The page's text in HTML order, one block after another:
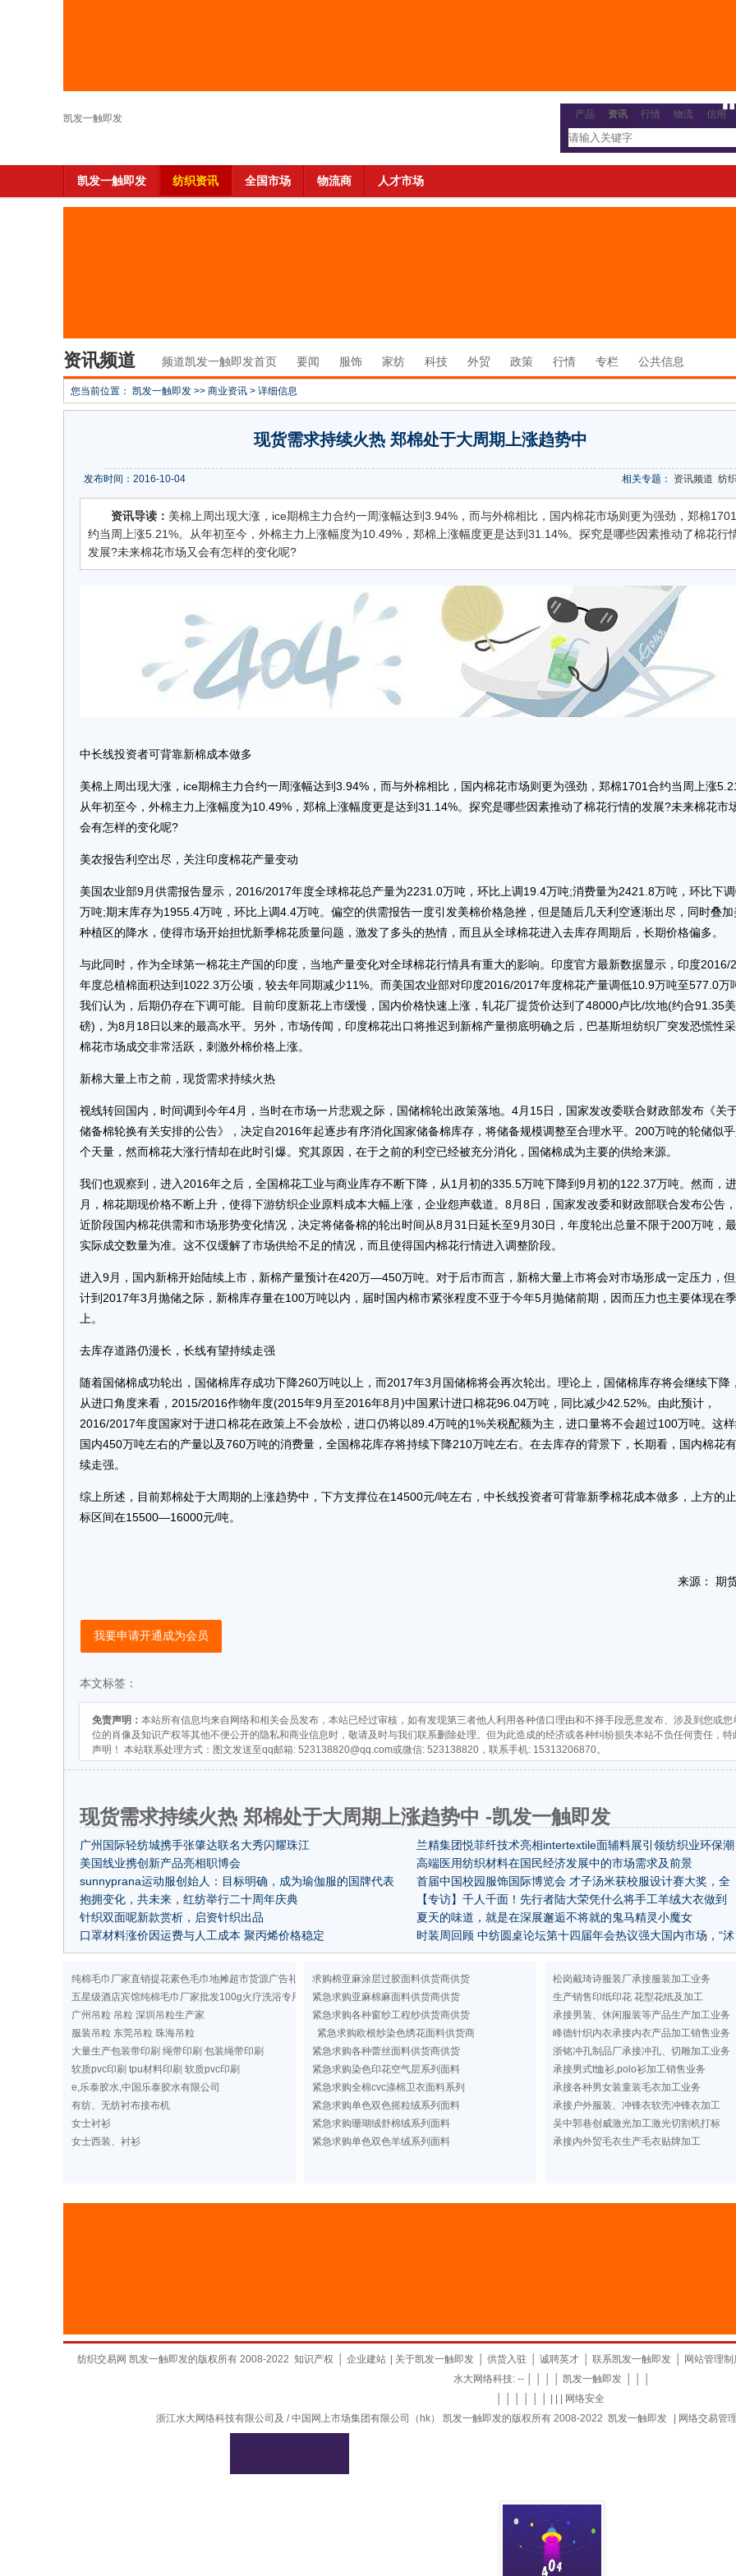
凯发一触即发 产品 资讯 行情 物流 信用
凯发一触即发 纺织资讯 全国市场 物流商 人才市场
资讯频道 频道凯发一触即发首页 要闻 服饰 家纺 科技 外贸 政策 行情 专栏 公共信息
您当前位置： 凯发一触即发 >> 商业资讯 > 详细信息
现货需求持续火热 郑棉处于大周期上涨趋势中
相关专题： 资讯频道 纺
发布时间：2016-10-04
资讯导读： 美棉上周出现大涨，ice期棉主力合约一周涨幅达到3.94%，而与外棉相比，国内棉花市场则更为强劲，郑棉
约当周上涨5.21%。从年初至今，外棉主力上涨幅度为10.49%，郑棉上涨幅度更是达到31.14%。探究是哪些因素推动了棉花行
发展?未来棉花市场又会有怎样的变化呢?
中长线投资者可背靠新棉成本做多
美棉上周出现大涨，ice期棉主力合约一周涨幅达到3.94%，而与外棉相比，国内棉花市场则更为强劲，郑棉1701合约当周上涨
从年初至今，外棉主力上涨幅度为10.49%，郑棉上涨幅度更是达到31.14%。探究是哪些因素推动了棉花行情的发展?未来棉花市
会有怎样的变化呢?
美农报告利空出尽，关注印度棉花产量变动
美国农业部9月供需报告显示，2016/2017年度全球棉花总产量为2231.0万吨，环比上调19.4万吨;消费量为2421.8万吨，环比下
万吨;期末库存为1955.4万吨，环比上调4.4万吨。偏空的供需报告一度引发美棉价格急挫，但是随后几天利空逐渐出尽，同时叠加
种植区的降水，使得市场开始担忧新季棉花质量问题，激发了多头的热情，而且从全球棉花进入去库存周期后，长期价格偏多。
与此同时，作为全球第一棉花主产国的印度，当地产量变化对全球棉花行情具有重大的影响。印度官方最新数据显示，印度2016/
年度总植棉面积达到1022.3万公顷，较去年同期减少11%。而美国农业部对印度2016/2017年度棉花产量调低10.9万吨至577.0万
我们认为，后期仍存在下调可能。目前印度新花上市缓慢，国内价格快速上涨，轧花厂提货价达到了48000卢比/坎地(约合91.35
磅)，为8月18日以来的最高水平。另外，市场传闻，印度棉花出口将推迟到新棉产量彻底明确之后，巴基斯坦纺织厂突发恐慌性采
棉花市场成交非常活跃，刺激外棉价格上涨。
新棉大量上市之前，现货需求持续火热
视线转回国内，时间调到今年4月，当时在市场一片悲观之际，国储棉轮出政策落地。4月15日，国家发改委联合财政部发布《关
储备棉轮换有关安排的公告》，决定自2016年起逐步有序消化国家储备棉库存，将储备规模调整至合理水平。200万吨的轮储似
个天量，然而棉花大涨行情却在此时引爆。究其原因，在于之前的利空已经被充分消化，国储棉成为主要的供给来源。
我们也观察到，进入2016年之后，全国棉花工业与商业库存不断下降，从1月初的335.5万吨下降到9月初的122.37万吨。然而，
月，棉花期现价格不断上升，使得下游纺织企业原料成本大幅上涨，企业怨声载道。8月8日，国家发改委和财政部联合发布公告
近阶段国内棉花供需和市场形势变化情况，决定将储备棉的轮出时间从8月31日延长至9月30日，年度轮出总量不限于200万吨，
实际成交数量为准。这不仅缓解了市场供给不足的情况，而且使得国内棉花行情进入调整阶段。
进入9月，国内新棉开始陆续上市，新棉产量预计在420万—450万吨。对于后市而言，新棉大量上市将会对市场形成一定压力，
计到2017年3月抛储之际，新棉库存量在100万吨以内，届时国内棉市紧张程度不亚于今年5月抛储前期，因而压力也主要体现在
上。
去库存道路仍漫长，长线有望持续走强
随着国储棉成功轮出，国储棉库存成功下降260万吨以上，而2017年3月国储棉将会再次轮出。理论上，国储棉库存将会继续下降
从进口角度来看，2015/2016作物年度(2015年9月至2016年8月)中国累计进口棉花96.04万吨，同比减少42.52%。由此预计，
2016/2017年度国家对于进口棉花在政策上不会放松，进口仍将以89.4万吨的1%关税配额为主，进口量将不会超过100万吨。这
国内450万吨左右的产量以及760万吨的消费量，全国棉花库存将持续下降210万吨左右。在去库存的背景下，长期看，国内棉花
续走强。
综上所述，目前郑棉处于大周期的上涨趋势中，下方支撑位在14500元/吨左右，中长线投资者可背靠新季棉花成本做多，上方的
标区间在15500—16000元/吨。
来源： 期
我要申请开通成为会员
本文标签：
免责声明： 本站所有信息均来自网络和相关会员发布，本站已经过审核，如有发现第三者他人利用各种借口理由和不择手段恶意发布、涉及到您或您
位的肖像及知识产权等其他不便公开的隐私和商业信息时，敬请及时与我们联系删除处理。但为此造成的经济或各种纠纷损失本站不负任何责任，特
声明！ 本站联系处理方式：图文发送至qq邮箱: 523138820@qq.com或微信: 523138820，联系手机: 15313206870。
现货需求持续火热 郑棉处于大周期上涨趋势中 -凯发一触即发
广州国际轻纺城携手张肇达联名大秀闪耀珠江
兰精集团悦菲纤技术亮相intertextile面辅料展引领纺织业环保潮
流
美国线业携创新产品亮相职博会
高端医用纺织材料在国民经济发展中的市场需求及前景
sunnyprana运动服创始人：目标明确，成为瑜伽服的国牌代表
首届中国校园服饰国际博览会 才子汤米获校服设计赛大奖，全
场最佳黑马
抱拥变化，共未来，红纺举行二十周年庆典
【专访】千人千面！先行者陆大荣凭什么将手工羊绒大衣做到
极致？
针织双面呢新款赏析，启资针织出品
夏天的味道，就是在深展邂逅不将就的鬼马精灵小魔女
口罩材料涨价因运费与人工成本 聚丙烯价格稳定
时装周回顾 中纺圆桌论坛第十四届年会热议强大国内市场，“沭
阳杯”2018全国纺织行业新闻“双十佳”揭晓
纯棉毛巾厂家直销提花素色毛巾地摊超市货源广告礼品洗浴毛巾
五星级酒店宾馆纯棉毛巾厂家批发100g火疗洗浴专用纯色毛巾定做
广州吊粒 吊粒 深圳吊粒生产家
服装吊粒 东莞吊粒 珠海吊粒
大量生产包装带印刷 绳带印刷 包装绳带印刷
软质pvc印刷 tpu材料印刷 软质pvc印刷
e,乐泰胶水,中国乐泰胶水有限公司
有纺、无纺衬布接布机
女士衬衫
女士西装、衬衫
求购棉亚麻涂层过胶面料供货商供货
紧急求购亚麻棉麻面料供货商供货
紧急求购各种窗纱工程纱供货商供货
紧急求购欧根纱染色绣花面料供货商
紧急求购各种蕾丝面料供货商供货
紧急求购染色印花空气层系列面料
紧急求购全棉cvc涤棉卫衣面料系列
紧急求购单色双色摇粒绒系列面料
紧急求购珊瑚绒舒棉绒系列面料
紧急求购单色双色羊绒系列面料
松岗戴琦诗服装厂承接服装加工业务
生产销售印纸印花 花型花纸及加工
承接男装、休闲服装等产品生产加工业务
峰德针织内衣承接内衣产品加工销售业务
浙铭冲孔制品厂承接冲孔、切雕加工业务
承接男式t恤衫,polo衫加工销售业务
承接各种男女装童装毛衣加工业务
承接户外服装、冲锋衣软壳冲锋衣加工
吴中郭巷创威激光加工激光切割机打标
承接内外贸毛衣生产毛衣贴牌加工
纺织交易网 凯发一触即发的版权所有 2008-2022 知识产权 企业建站 关于凯发一触即发 供货入驻 诚聘英才 联系凯发一触即发 网站管理制
水大网络科技: -- │ │ │ │ 凯发一触即发
网络安全
浙江水大网络科技有限公司及 / 中国网上市场集团有限公司（hk） 凯发一触即发的版权所有 2008-2022 凯发一触即发 网络交易管